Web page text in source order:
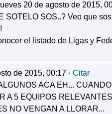
20 de agosto de 2015,
SOTELO SOS..? Veo que
el listado de Ligas y
de 2015, 00:17 · Citar
ACA EH...
A 5 EQUIPOS
NO VENGAN A LLORAR...